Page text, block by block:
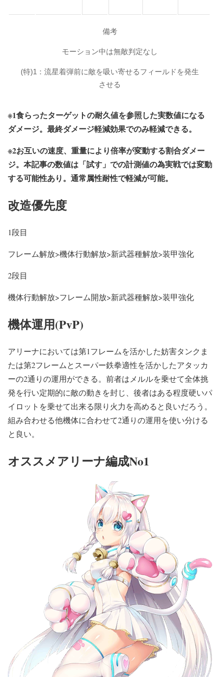
備考
モーション中は無敵判定なし
(特)1：流星着弾前に敵を吸い寄せるフィールドを発生
させる
※1食らったターゲットの耐久値を参照した実数値になる
ダメージ。最終ダメージ軽減効果でのみ軽減できる。
※2お互いの速度、重量により倍率が変動する割合ダメー
ジ。本記事の数値は「試す」での計測値の為実戦では変動
する可能性あり。通常属性耐性で軽減が可能。
改造優先度
1段目
フレーム解放>機体行動解放>新武器種解放>装甲強化
2段目
機体行動解放>フレーム開放>新武器種解放>装甲強化
機体運用(PvP)
アリーナにおいては第1フレームを活かした妨害タンクま
たは第2フレームとスーパー鉄拳適性を活かしたアタッカ
ーの2通りの運用ができる。前者はメルルを乗せて全体挑
発を行い定期的に敵の動きを封じ、後者はある程度硬いパ
イロットを乗せて出来る限り火力を高めると良いだろう。
組み合わせる他機体に合わせて2通りの運用を使い分ける
と良い。
オススメアリーナ編成No1